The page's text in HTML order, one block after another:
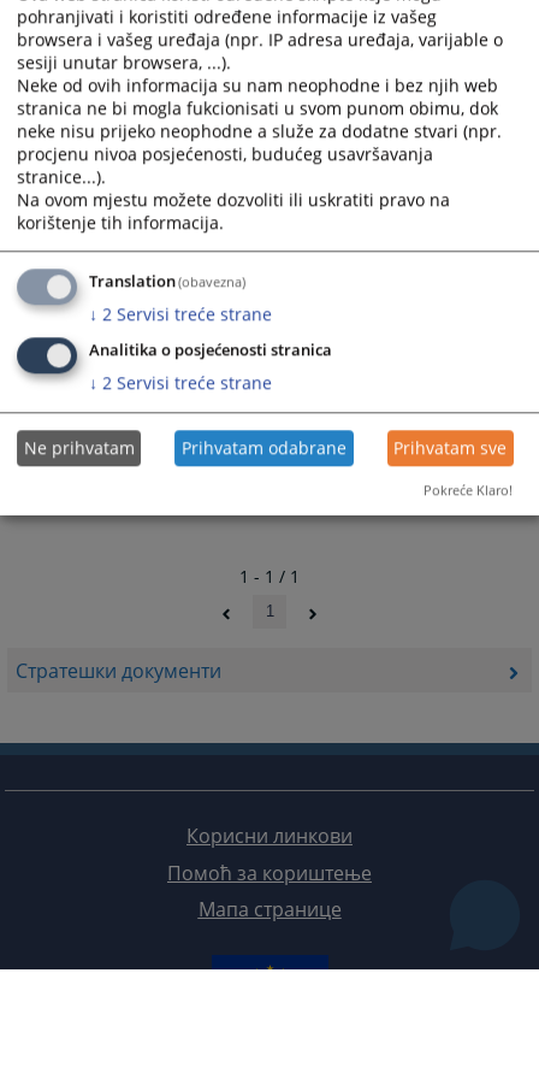
Стратешки документи
the
calendar
and
select
a
date.
Press
the
question
mark
key
to
get
the
keyboard
shortcuts
for
changing
the
calendar
and
select
a
date.
the
question
key
to
get
keyboard
shortcuts
for
changing
1 - 1 / 1
1
Корисни линкови
Помоћ за кориштење
Мапа странице
pohranjivati i koristiti određene informacije iz vašeg
browsera i vašeg uređaja (npr. IP adresa uređaja, varijable o
sesiji unutar browsera, ...).
Neke od ovih informacija su nam neophodne i bez njih web
stranica ne bi mogla fukcionisati u svom punom obimu, dok
neke nisu prijeko neophodne a služe za dodatne stvari (npr.
procjenu nivoa posjećenosti, budućeg usavršavanja
stranice...).
Na ovom mjestu možete dozvoliti ili uskratiti pravo na
korištenje tih informacija.
Translation(obavezna)
↓ 2 Servisi treće strane
Analitika o posjećenosti stranica
↓ 2 Servisi treće strane
Ne prihvatam Prihvatam odabrane Prihvatam sve
Pokreće Klaro!